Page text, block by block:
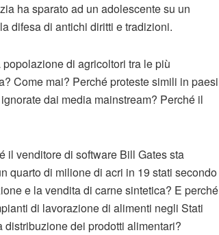
ha sparato ad un adolescente su un
difesa di antichi diritti e tradizioni.
di agricoltori tra le più
Come mai? Perché proteste simili in paesi
dai media mainstream? Perché il
il venditore di software Bill Gates sta
quarto di milione di acri in 19 stati secondo
e la vendita di carne sintetica? E perché
di lavorazione di alimenti negli Stati
dei prodotti alimentari?